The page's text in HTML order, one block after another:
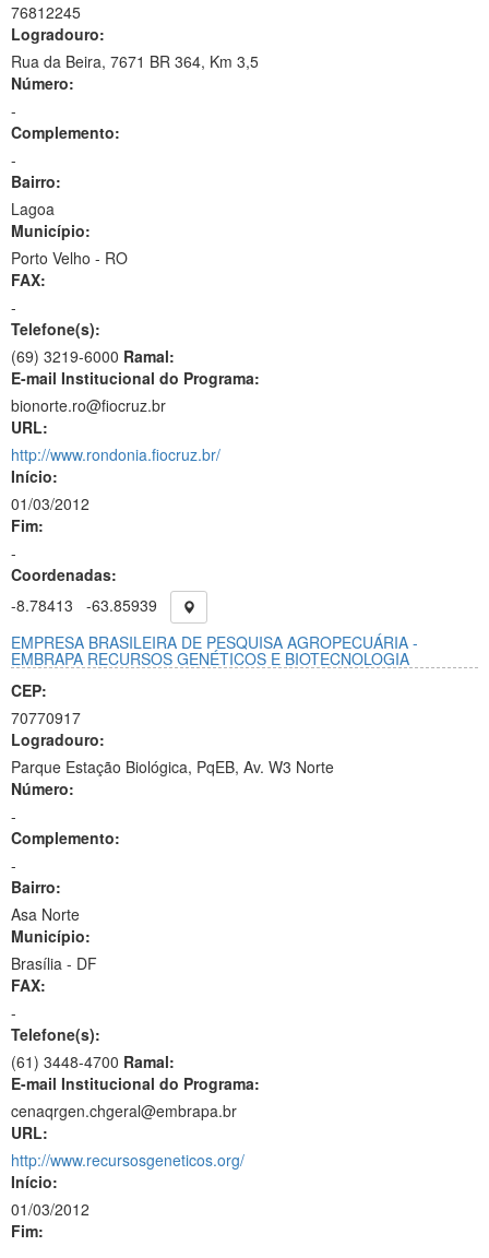
76812245
Logradouro:
Rua da Beira, 7671 BR 364, Km 3,5
Número:
-
Complemento:
-
Bairro:
Lagoa
Município:
Porto Velho - RO
FAX:
-
Telefone(s):
(69) 3219-6000 Ramal:
E-mail Institucional do Programa:
bionorte.ro@fiocruz.br
URL:
http://www.rondonia.fiocruz.br/
Início:
01/03/2012
Fim:
-
Coordenadas:
-8.78413
-63.85939
EMPRESA BRASILEIRA DE PESQUISA AGROPECUÁRIA -
EMBRAPA RECURSOS GENÉTICOS E BIOTECNOLOGIA
CEP:
70770917
Logradouro:
Parque Estação Biológica, PqEB, Av. W3 Norte
Número:
-
Complemento:
-
Bairro:
Asa Norte
Município:
Brasília - DF
FAX:
-
Telefone(s):
(61) 3448-4700 Ramal:
E-mail Institucional do Programa:
cenaqrgen.chgeral@embrapa.br
URL:
http://www.recursosgeneticos.org/
Início:
01/03/2012
Fim: